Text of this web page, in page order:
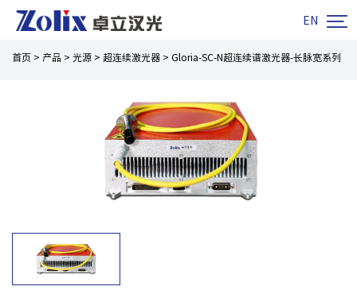
EN 
首页 > 产品 > 光源 > 超连续激光器 > Gloria-SC-N超连续谱激光器-长脉宽系列